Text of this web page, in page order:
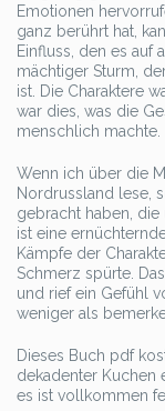
Emotionen
ganz berührt hat,
Einfluss, den es auf
mächtiger Sturm,
ist. Die Charaktere
war dies, was die
menschlich machte.
Wenn ich über die
Nordrussland lese,
gebracht haben,
ist eine
Kämpfe der
Schmerz spürte.
und rief ein Gefühl
weniger als
Dieses Buch pdf
dekadenter Kuchen
es ist vollkommen